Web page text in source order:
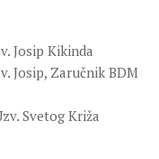
Josip Kikinda
Josip, Zaručnik BDM
Svetog Križa